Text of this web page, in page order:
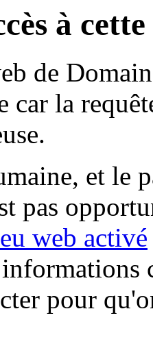
à
de
car la
et le
pas
web activé
pour